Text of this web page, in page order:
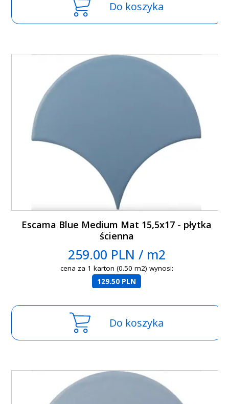
Do koszyka
Escama Blue Medium Mat 15,5x17 - płytka
ścienna
259.00 PLN / m2
cena za 1 karton (0.50 m2) wynosi:
129.50 PLN
Do koszyka